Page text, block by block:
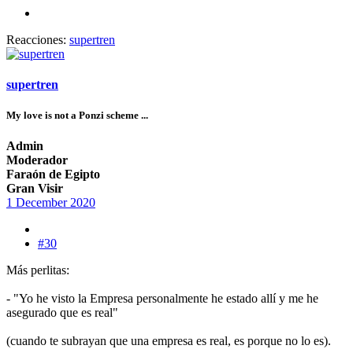
Reacciones: supertren
supertren
My love is not a Ponzi scheme ...
Admin
Moderador
Faraón de Egipto
Gran Visir
1 December 2020
#30
Más perlitas:
- "Yo he visto la Empresa personalmente he estado allí y me he
asegurado que es real"
(cuando te subrayan que una empresa es real, es porque no lo es).